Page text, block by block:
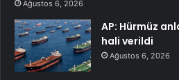
Ağustos 6, 2026
AP: Hürmüz
hali verildi
Ağustos 6, 2026